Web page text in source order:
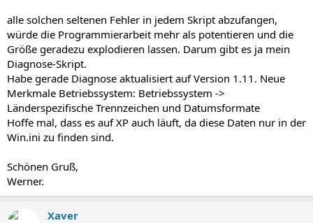
alle solchen seltenen Fehler in jedem Skript abzufangen,
würde die Programmierarbeit mehr als potentieren und die
Größe geradezu explodieren lassen. Darum gibt es ja mein
Diagnose-Skript.
Habe gerade Diagnose aktualisiert auf Version 1.11. Neue
Merkmale Betriebssystem: Betriebssystem ->
Länderspezifische Trennzeichen und Datumsformate
Hoffe mal, dass es auf XP auch läuft, da diese Daten nur in der
Win.ini zu finden sind.
Schönen Gruß,
Werner.
Xaver